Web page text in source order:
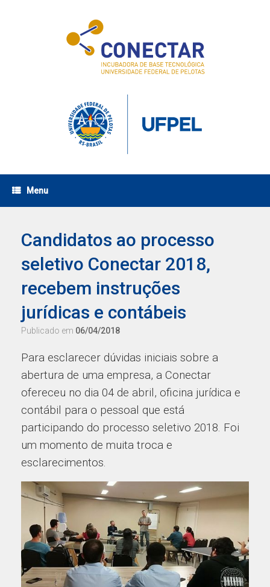
Menu
Candidatos ao processo
seletivo Conectar 2018,
recebem instruções
jurídicas e contábeis
Publicado em 06/04/2018
Para esclarecer dúvidas iniciais sobre a
abertura de uma empresa, a Conectar
ofereceu no dia 04 de abril, oficina jurídica e
contábil para o pessoal que está
participando do processo seletivo 2018. Foi
um momento de muita troca e
esclarecimentos.